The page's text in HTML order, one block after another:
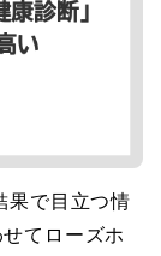
果で目立つ情
てローズホ